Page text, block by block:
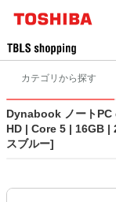
カテゴリから探す
Dynabook ノート
HD | Core 5 | 16GB
スブルー]